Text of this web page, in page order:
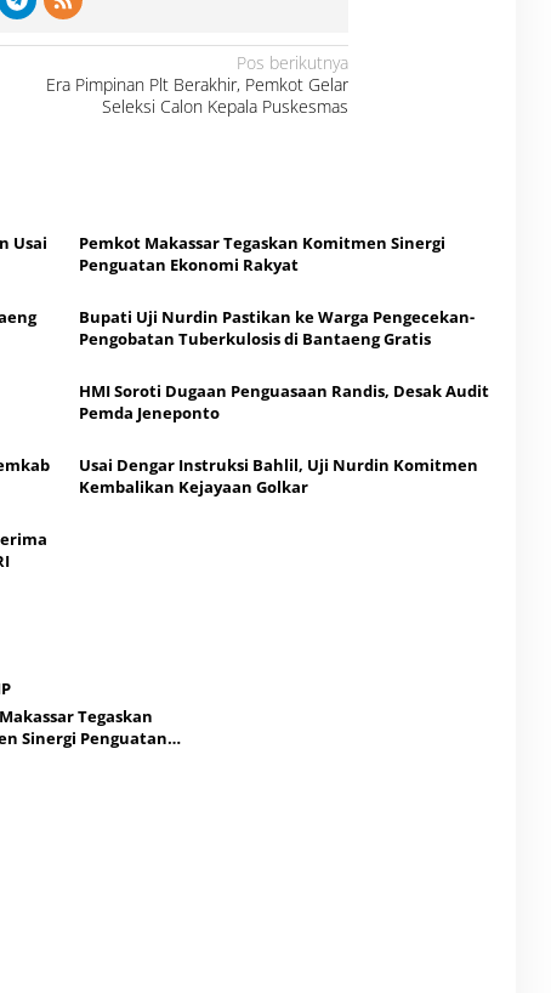
Pos berikutnya
Era Pimpinan Plt Berakhir, Pemkot Gelar
Seleksi Calon Kepala Puskesmas
Usai
Pemkot Makassar Tegaskan Komitmen Sinergi
Penguatan Ekonomi Rakyat
Bupati Uji Nurdin Pastikan ke Warga Pengecekan-
Pengobatan Tuberkulosis di Bantaeng Gratis
HMI Soroti Dugaan Penguasaan Randis, Desak Audit
Pemda Jeneponto
Usai Dengar Instruksi Bahlil, Uji Nurdin Komitmen
Kembalikan Kejayaan Golkar
Tegaskan
Sinergi Penguatan